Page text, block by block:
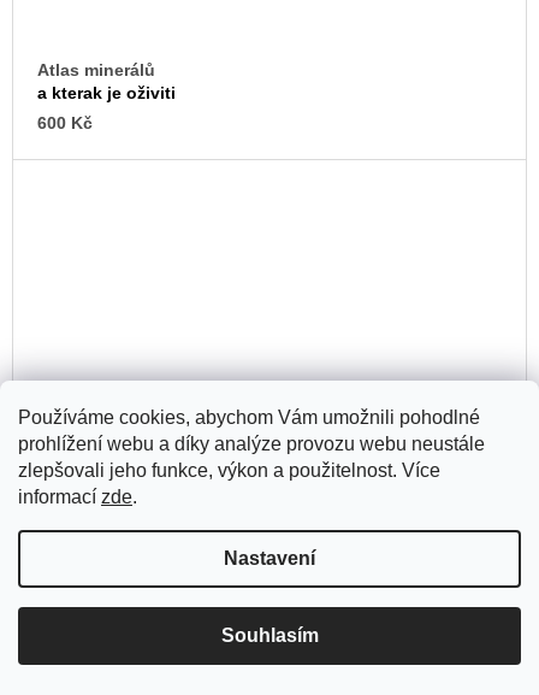
Používáme cookies, abychom Vám umožnili pohodlné
prohlížení webu a díky analýze provozu webu neustále
zlepšovali jeho funkce, výkon a použitelnost. Více
informací zde.
Nastavení
Souhlasím
Atlas minerálů
a kterak je oživiti
600 Kč
FŮD zine – Mastnej účet